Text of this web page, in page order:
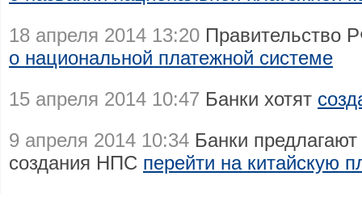
18 апреля 2014 13:20 Правительство
о национальной платежной системе
15 апреля 2014 10:47 Банки хотят
9 апреля 2014 10:34 Банки
создания НПС перейти на китайскую